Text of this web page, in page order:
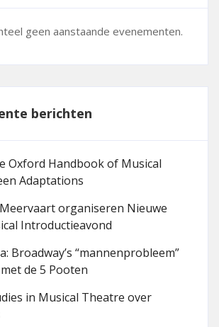
geen aanstaande evenementen.
berichten
Oxford Handbook of Musical
Adaptations
organiseren Nieuwe
Introductieavond
Broadway’s “mannenprobleem”
de 5 Pooten
in Musical Theatre over